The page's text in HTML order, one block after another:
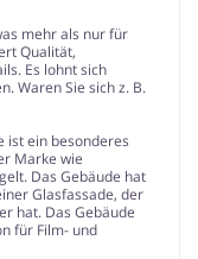
mehr als nur für
Qualität,
Es lohnt sich
Waren Sie sich z. B.
ist ein besonderes
Marke wie
Das Gebäude hat
Glasfassade, der
hat. Das Gebäude
für Film- und